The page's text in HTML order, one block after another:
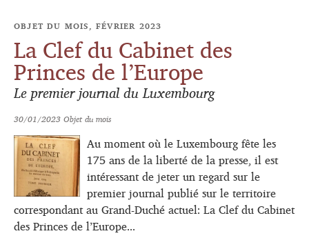
OBJET DU MOIS, FÉVRIER 2023
La Clef du Cabinet des
Princes de l’Europe
Le premier journal du Luxembourg
30/01/2023Objet du mois
Au moment où le Luxembourg fête les
175 ans de la liberté de la presse, il est
intéressant de jeter un regard sur le
premier journal publié sur le territoire
correspondant au Grand-Duché actuel: La Clef du Cabinet
des Princes de l’Europe...